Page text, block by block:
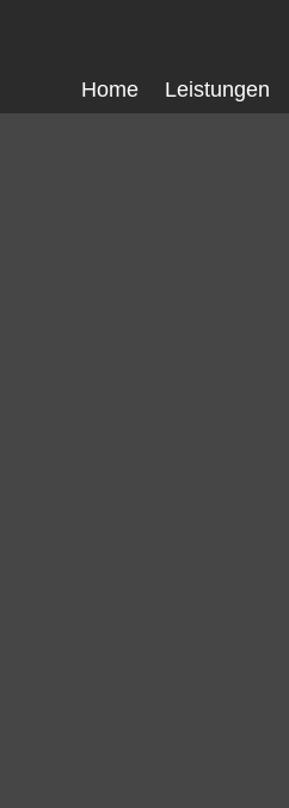
Home Leistungen